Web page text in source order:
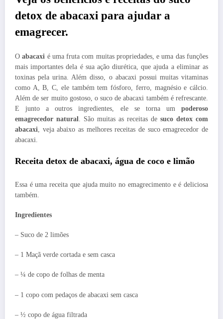
detox de abacaxi para ajudar a
emagrecer.
Oabacaxi é uma fruta com muitas propriedades, e uma das funções
mais importantes dela é sua ação diurética, que ajuda a eliminar as
toxinas pela urina. Além disso, o abacaxi possui muitas vitaminas
como A, B, C, ele também tem fósforo, ferro, magnésio e cálcio.
Além de ser muito gostoso, o suco de abacaxi também é refrescante.
E junto a outros ingredientes, ele se torna um poderoso
emagrecedor natural. São muitas as receitas de suco detox com
abacaxi, veja abaixo as melhores receitas de suco emagrecedor de
abacaxi.
Receita detox de abacaxi, água de coco e limão
Essa é uma receita que ajuda muito no emagrecimento e é deliciosa
também.
Ingredientes
– Suco de 2 limões
– 1 Maçã verde cortada e sem casca
– ¼ de copo de folhas de menta
– 1 copo com pedaços de abacaxi sem casca
– ½ copo de água filtrada